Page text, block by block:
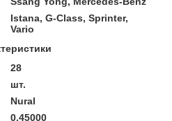
Istana, G-Class, Sprinter,
Vario
28
шт.
Nural
0.45000